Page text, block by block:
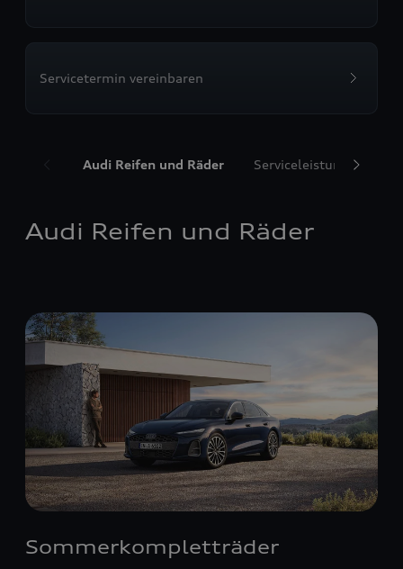
Servicetermin vereinbaren
Audi Reifen und Räder Serviceleistungen
Audi Reifen und Räder
Sommerkompletträder